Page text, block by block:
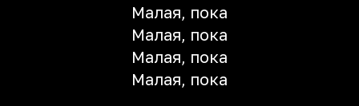
Малая, пока
Малая, пока
Малая, пока
Малая, пока